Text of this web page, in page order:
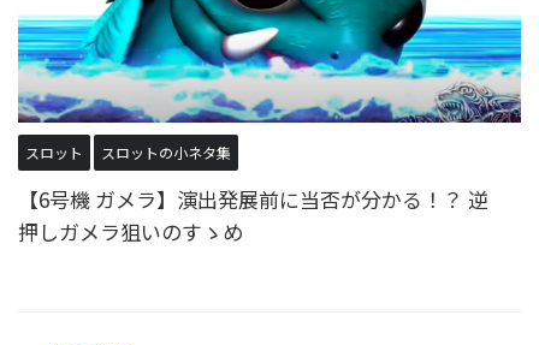
スロット スロットの小ネタ集
【6号機 ガメラ】演出発展前に当否が分かる！？ 逆
押しガメラ狙いのすゝめ